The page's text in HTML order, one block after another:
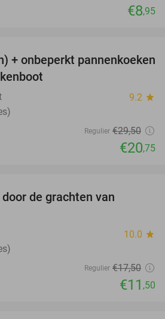
€8,95
30%
+ onbeperkt pannenkoeken
9.2 star
Regulier €29,50
€20,75
de grachten van
10.0 star
Regulier €17,50
€11 ,50